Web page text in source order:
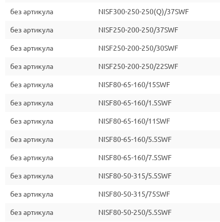
без артикула NISF300-250-250(Q)/37SWF
без артикула NISF250-200-250/37SWF
без артикула NISF250-200-250/30SWF
без артикула NISF250-200-250/22SWF
без артикула NISF80-65-160/15SWF
без артикула NISF80-65-160/1.5SWF
без артикула NISF80-65-160/11SWF
без артикула NISF80-65-160/5.5SWF
без артикула NISF80-65-160/7.5SWF
без артикула NISF80-50-315/5.5SWF
без артикула NISF80-50-315/75SWF
без артикула NISF80-50-250/5.5SWF